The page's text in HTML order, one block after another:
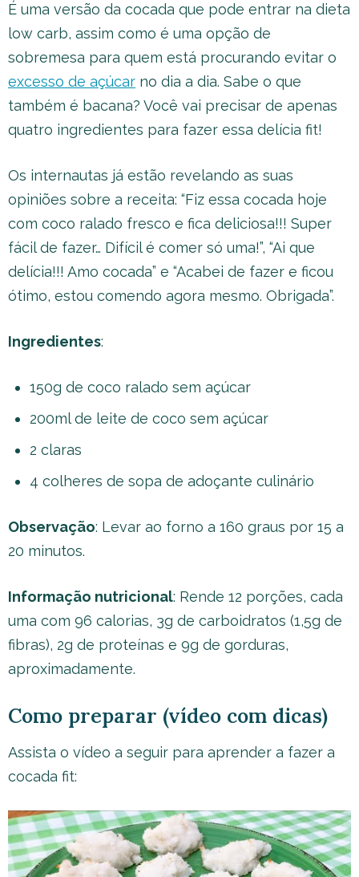
É uma versão da cocada que pode entrar na dieta
low carb, assim como é uma opção de
sobremesa para quem está procurando evitar o
excesso de açúcar no dia a dia. Sabe o que
também é bacana? Você vai precisar de apenas
quatro ingredientes para fazer essa delícia fit!
Os internautas já estão revelando as suas
opiniões sobre a receita: “Fiz essa cocada hoje
com coco ralado fresco e fica deliciosa!!! Super
fácil de fazer… Difícil é comer só uma!”, “Ai que
delícia!!! Amo cocada” e “Acabei de fazer e ficou
ótimo, estou comendo agora mesmo. Obrigada”.
Ingredientes:
150g de coco ralado sem açúcar
200ml de leite de coco sem açúcar
2 claras
4 colheres de sopa de adoçante culinário
Observação: Levar ao forno a 160 graus por 15 a
20 minutos.
Informação nutricional: Rende 12 porções, cada
uma com 96 calorias, 3g de carboidratos (1,5g de
fibras), 2g de proteínas e 9g de gorduras,
aproximadamente.
Como preparar (vídeo com dicas)
Assista o vídeo a seguir para aprender a fazer a
cocada fit: